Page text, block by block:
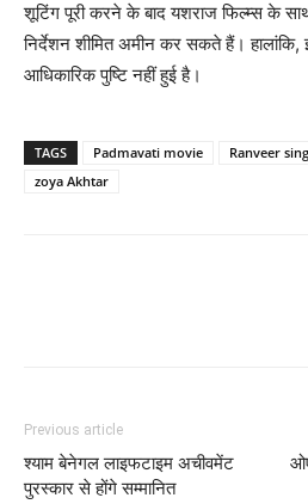
शूटिंग पूरी करने के बाद यशराज फिल्‍म्‍स के
निर्देशन शीमित अमीन कर सकते हैं।
आधिकारिक पुष्‍टि नहीं हुई है।
TAGS Padmavati movie Ranveer
zoya Akhtar
Previous article
श्याम बेनेगल लाइफटाइम अचीवमेंट
पुरस्कार से होंगे सम्मानित